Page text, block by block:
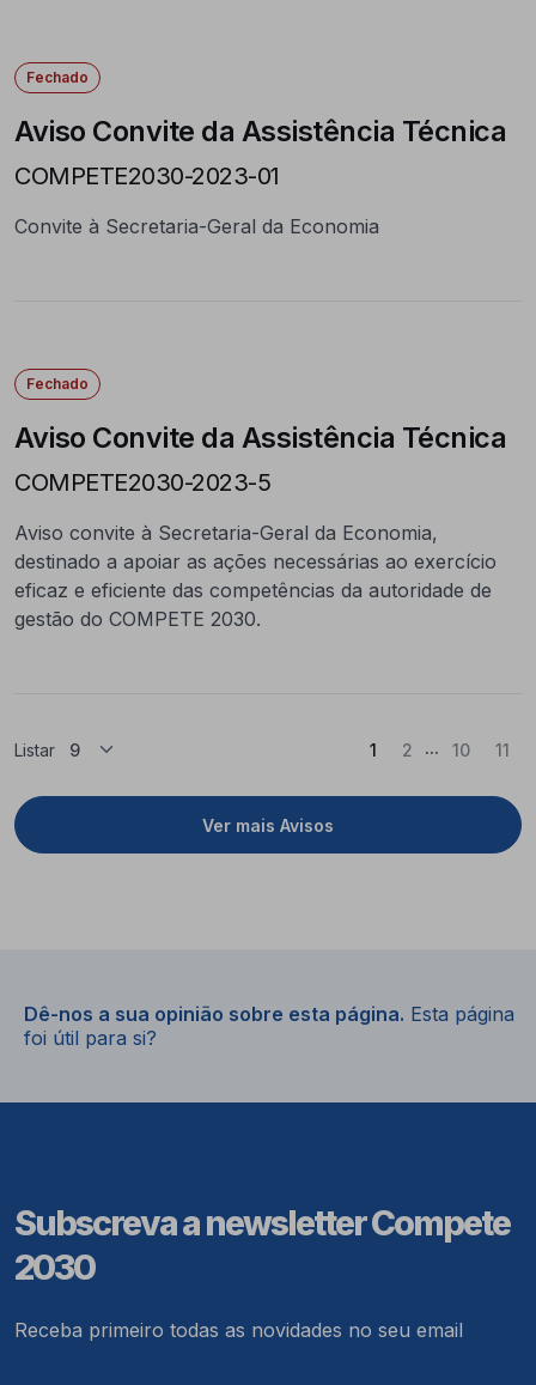
Fechado
Aviso Convite da Assistência Técnica
COMPETE2030-2023-01
Convite à Secretaria-Geral da Economia
Fechado
Aviso Convite da Assistência Técnica
COMPETE2030-2023-5
Aviso convite à Secretaria-Geral da Economia,
destinado a apoiar as ações necessárias ao exercício
eficaz e eficiente das competências da autoridade de
gestão do COMPETE 2030.
Listar
Ver mais Avisos
1 (Atual)
2 ... 10 11
Dê-nos a sua opinião sobre esta página. Esta página
foi útil para si?
Subscreva a newsletter Compete
2030
Receba primeiro todas as novidades no seu email